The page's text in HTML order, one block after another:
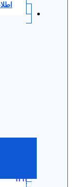
0.0